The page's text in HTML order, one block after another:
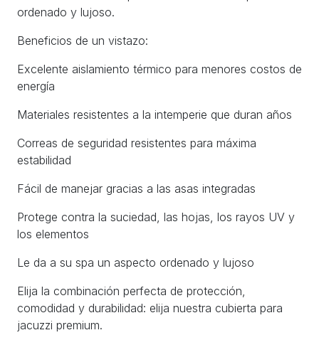
ordenado y lujoso.
Beneficios de un vistazo:
Excelente aislamiento térmico para menores costos de
energía
Materiales resistentes a la intemperie que duran años
Correas de seguridad resistentes para máxima
estabilidad
Fácil de manejar gracias a las asas integradas
Protege contra la suciedad, las hojas, los rayos UV y
los elementos
Le da a su spa un aspecto ordenado y lujoso
Elija la combinación perfecta de protección,
comodidad y durabilidad: elija nuestra cubierta para
jacuzzi premium.